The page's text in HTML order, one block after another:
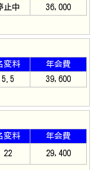
止中 36,000
変料
年会費
5.5 39,600
変料 年会費
22 29,400